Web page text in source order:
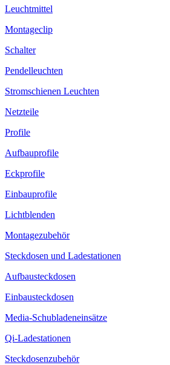
Leuchtmittel
Montageclip
Schalter
Pendelleuchten
Stromschienen Leuchten
Netzteile
Profile
Aufbauprofile
Eckprofile
Einbauprofile
Lichtblenden
Montagezubehör
Steckdosen und Ladestationen
Aufbausteckdosen
Einbausteckdosen
Media-Schubladeneinsätze
Qi-Ladestationen
Steckdosenzubehör